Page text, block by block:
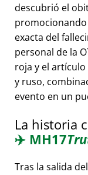
descubrió el
promocionando
exacta del
personal de la
roja y el
y ruso,
evento en un
La historia
✈️ MH17
Tras la salida